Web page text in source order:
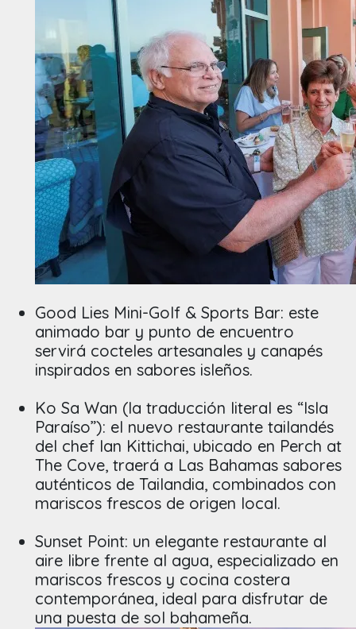
Good Lies Mini-Golf & Sports Bar: este
animado bar y punto de encuentro
servirá cocteles artesanales y canapés
inspirados en sabores isleños.
Ko Sa Wan (la traducción literal es “Isla
Paraíso”): el nuevo restaurante tailandés
del chef Ian Kittichai, ubicado en Perch at
The Cove, traerá a Las Bahamas sabores
auténticos de Tailandia, combinados con
mariscos frescos de origen local.
Sunset Point: un elegante restaurante al
aire libre frente al agua, especializado en
mariscos frescos y cocina costera
contemporánea, ideal para disfrutar de
una puesta de sol bahameña.